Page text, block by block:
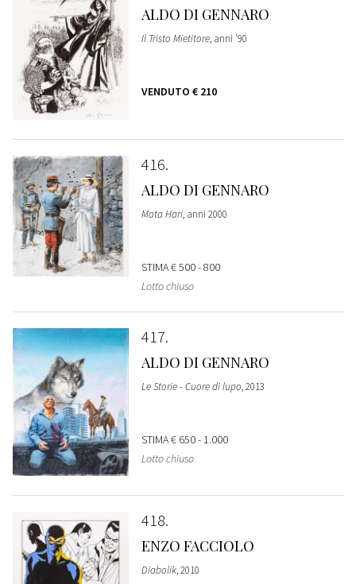
ALDO DI GENNARO
Il Tristo Mietitore, anni '90
VENDUTO € 210
416
ALDO DI GENNARO
Mata Hari, anni 2000
STIMA€ 500 - 800
Lotto chiuso
417
ALDO DI GENNARO
Le Storie - Cuore di lupo, 2013
STIMA€ 650 - 1.000
Lotto chiuso
418
ENZO FACCIOLO
Diabolik, 2010